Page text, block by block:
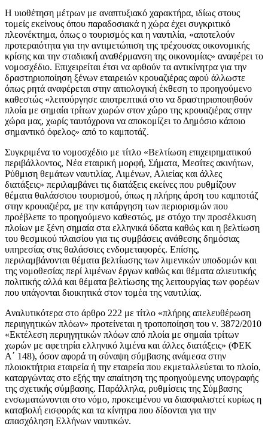
Η υιοθέτηση μέτρων με αναπτυξιακό χαρακτήρα, ιδίως στους
τομείς εκείνους όπου παραδοσιακά η χώρα έχει συγκριτικό
πλεονέκτημα, όπως ο τουρισμός και η ναυτιλία, «αποτελούν
προτεραιότητα για την αντιμετώπιση της τρέχουσας οικονομικής
κρίσης και την σταδιακή αναθέρμανση της οικονομίας» αναφέρει το
νομοσχέδιο. Επιχειρείται έτσι να αρθούν τα αντικίνητρα για την
δραστηριοποίηση ξένων εταιρειών κρουαζιέρας αφού άλλωστε
όπως ρητά αναφέρεται στην αιτιολογική έκθεση το προηγούμενο
καθεστώς «λειτούργησε αποτρεπτικά στο να δραστηριοποιηθούν
πλοία με σημαία τρίτων χωρών στον χώρο της κρουαζιέρας στην
χώρα μας, χωρίς ταυτόχρονα να αποκομίζει το Δημόσιο κάποιο
σημαντικό όφελος» από το καμποτάζ.
Συγκριμένα το νομοσχέδιο με τίτλο «Βελτίωση επιχειρηματικού
περιβάλλοντος, Νέα εταιρική μορφή, Σήματα, Μεσίτες ακινήτων,
Ρύθμιση θεμάτων ναυτιλίας, Λιμένων, Αλιείας και άλλες
διατάξεις» περιλαμβάνει τις διατάξεις εκείνες που ρυθμίζουν
θέματα θαλάσσιου τουρισμού, όπως η πλήρης άρση του καμποτάζ
στην κρουαζιέρα, με την κατάργηση των περιορισμών που
προέβλεπε το προηγούμενο καθεστώς, με στόχο την προσέλκυση
πλοίων με ξένη σημαία στα ελληνικά ύδατα καθώς και η βελτίωση
του θεσμικού πλαισίου για τις συμβάσεις ανάθεσης δημόσιας
υπηρεσίας στις θαλάσσιες ενδομεταφορές. Επίσης,
περιλαμβάνονται θέματα βελτίωσης των λιμενικών υποδομών και
της νομοθεσίας περί λιμένων έργων καθώς και θέματα αλιευτικής
πολιτικής αλλά και θέματα βελτίωσης της λειτουργίας των φορέων
που υπάγονται διοικητικά στον τομέα της ναυτιλίας.
Αναλυτικότερα στο άρθρο 222 με τίτλο «πλήρης απελευθέρωση
περιηγητικών πλόων» προτείνεται η τροποποίηση του ν. 3872/2010
«Εκτέλεση περιηγητικών πλόων από πλοία με σημαία τρίτων
χωρών με αφετηρία ελληνικό λιμένα και άλλες διατάξεις» (ΦΕΚ
Α΄ 148), όσον αφορά τη σύναψη σύμβασης ανάμεσα στην
πλοιοκτήτρια εταιρεία ή την εταιρεία που εκμεταλλεύεται το πλοίο,
καταργώντας στο εξής την απαίτηση της προηγούμενης υπογραφής
της σχετικής σύμβασης. Παράλληλα, ρυθμίσεις της Σύμβασης
ενσωματώνονται στο νόμο, προκειμένου να διασφαλιστεί κυρίως η
καταβολή εισφοράς και τα κίνητρα που δίδονται για την
απασχόληση Ελλήνων ναυτικών.